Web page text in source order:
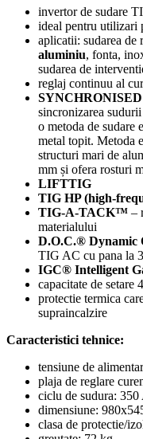
invertor de sudare
ideal pentru utilizari
aplicatii: sudarea de
aluminiu, fonta,
sudarea de
reglaj continuu al
sincronizarea
o metoda de sudare
metal topit. Metoda
structuri mari de
mm și ofera rosturi
LIFTTIG
TIG HP (high-
TIG-A-TACK™ –
materialului
D.O.C.® Dynamic
TIG AC cu pana la
IGC® Intelligent
capacitate de setare
protectie termica
supraincalzire
Caracteristici tehnice:
tensiune de
plaja de reglare
ciclu de sudura:
dimensiune:
clasa de protectie/